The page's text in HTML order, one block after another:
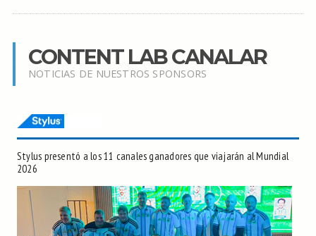
CONTENT LAB CANALAR
NOTICIAS DE NUESTROS SPONSORS
Stylus presentó a los 11 canales ganadores que viajarán al Mundial
2026